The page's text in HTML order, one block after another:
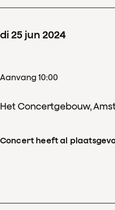
di 25 jun 2024
Aanvang 10:00
Het Concertgebouw,
Concert heeft al